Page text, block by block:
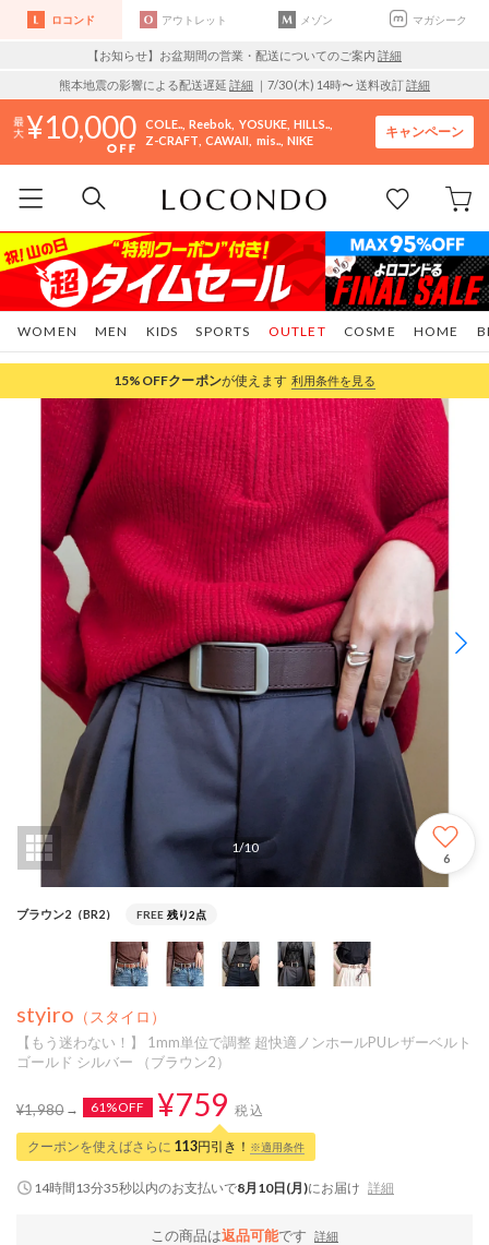
ロコンド アウトレット メゾン マガシーク
【お知らせ】お盆期間の営業・配送についてのご案内 詳細
熊本地震の影響による配送遅延 詳細 ｜7/30 (木) 14時〜 送料改訂詳細
10,000 COLE.. Reebok YOSUKE HILLS..
Z-CRAFT CAWAII mis.. NIKE
キャンペーン
WOMEN MEN KIDS SPORTS COSME HOME
OUTLET
15%OFFクーポンが使えます 利用条件を見る
1/10
6
ブラウン2（BR2） FREE 残り2点
styiro （スタイロ）
【もう迷わない！】 1mm単位で調整 超快適ノンホールPUレザーベルト
ゴールド シルバー （ブラウン2）
¥1,980 61%OFF ¥759 税込
クーポンを使えばさらに 113円引き！ ※適用条件
14時間13分34秒以内のお支払いで8月10日(月)にお届け 詳細
この商品は返品可能です
詳細